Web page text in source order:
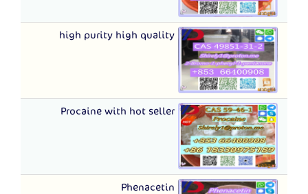
high purity high quality
Procaine with hot seller
Phenacetin